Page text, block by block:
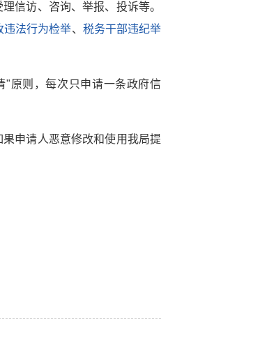
信访、咨询、举报、投诉等。
违法行为检举、 税务干部违纪举
"原则，每次只申请一条政府信
申请人恶意修改和使用我局提